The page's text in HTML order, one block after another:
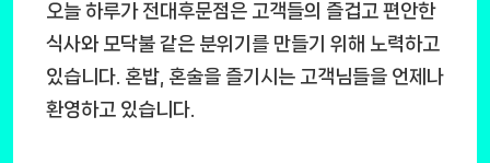
오늘 하루가 전대후문점은 고객들의 즐겁고 편안한
식사와 모닥불 같은 분위기를 만들기 위해 노력하고
있습니다. 혼밥, 혼술을 즐기시는 고객님들을 언제나
환영하고 있습니다.